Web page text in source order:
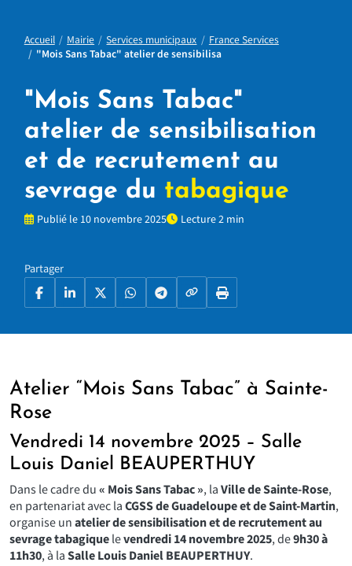
Accueil Mairie Services municipaux
France Services
"Mois Sans Tabac" atelier de sensibilisa
"Mois Sans Tabac"
atelier de sensibilisation
et de recrutement au
sevrage du tabagique
Publié le 10 novembre 2025 Lecture 2 min
Partager
FacebookLinkedIn
X WhatsAppTelegramCopier le lien
Imprimer la page
Atelier “Mois Sans Tabac” à Sainte-
Rose
Vendredi 14 novembre 2025 – Salle
Louis Daniel BEAUPERTHUY
Dans le cadre du« Mois Sans Tabac », laVille de Sainte-Rose,
en partenariat avec laCGSS de Guadeloupe et de Saint-Martin,
organise unatelier de sensibilisation et de recrutement au
sevrage tabagiquelevendredi 14 novembre 2025, de9h30 à
11h30, à laSalle Louis Daniel BEAUPERTHUY.